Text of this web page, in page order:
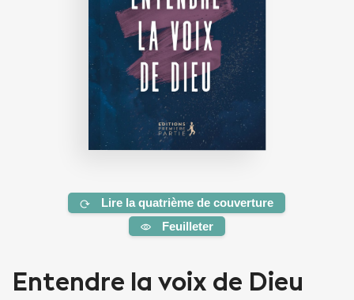
Lire la quatrième de couverture
Feuilleter
Entendre la voix de Dieu